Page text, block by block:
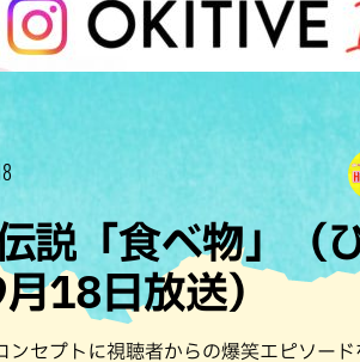
テイクアウト カフェ
すし・魚料理 和食・日本
イタリア
フレンチ
ステーキ・焼肉 焼鳥・串
その他の肉料理 居酒屋・バ
ブッフェ・バイキング
散歩
サウナ
沖縄の海
ファッショ
沖縄移住
説「食べ物」（
18日放送）
ンセプトに視聴者からの爆笑エピソー